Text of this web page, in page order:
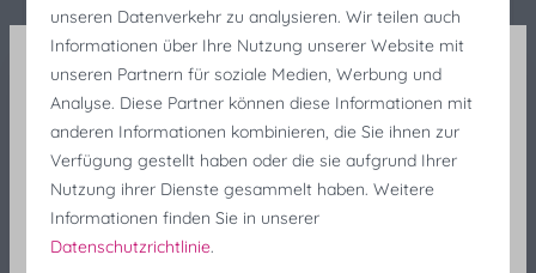
Küche
Dunstabzugshaube
Filterkaffeemaschine
Kessel: Elektrischer Wasserkocher
Pfannen
Besteck
Küchengeräte
Teller
Wetter ein schöner Ort zum Verweilen. Das Haus liegt
im Ferienpark Scheldeveste, nur wenige Gehminuten
vom Meer und Strand entfernt und bietet viel Platz für
Kinder zum Spielen. Ebenfalls zu Fuß erreichbar sind
die Strandpavillons, der Leuchtturm von Breskens
und die Vogelzählstation Waterdunen. Das
gemütliche Zentrum von Breskens mit seinen
Geschäften, Restaurants und dem Jachthafen ist mit
Fischereifeste Rabatt
Sind Sie noch auf der Suche nach einer Unterkunft
für die Fischereifeste? Profitieren Sie noch in letzter
Minute von 25 % Rabatt!
unseren Datenverkehr zu analysieren. Wir teilen auch
Informationen über Ihre Nutzung unserer Website mit
unseren Partnern für soziale Medien, Werbung und
Analyse. Diese Partner können diese Informationen mit
anderen Informationen kombinieren, die Sie ihnen zur
Verfügung gestellt haben oder die sie aufgrund Ihrer
Nutzung ihrer Dienste gesammelt haben. Weitere
Informationen finden Sie in unserer
Datenschutzrichtlinie.